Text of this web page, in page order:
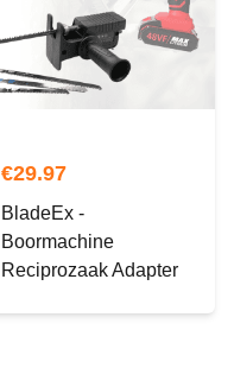
€29.97
BladeEx -
Boormachine
Reciprozaak Adapter